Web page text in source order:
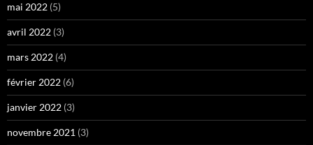
mai 2022 (5)
avril 2022 (3)
mars 2022 (4)
février 2022 (6)
janvier 2022 (3)
novembre 2021 (3)